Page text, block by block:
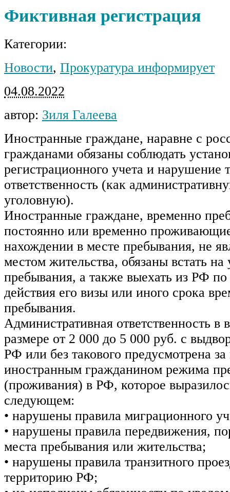
Фиктивная регистрация
Категории:
Новости, Прокуратура информирует
04.08.2022
автор: Зиля Галеева
Иностранные граждане, наравне с
гражданами обязаны соблюдать
регистрационного учета и нарушение
ответственность (как
уголовную).
Иностранные граждане, временно
постоянно или временно
нахождении в месте пребывания, не
местом жительства, обязаны встать на
пребывания, а также выехать из РФ по
действия его визы или иного срока
пребывания.
Административная ответственность в
размере от 2 000 до 5 000 руб. с
РФ или без такового предусмотрена
иностранным гражданином режима
(проживания) в РФ, которое
следующем:
• нарушены правила миграционного
• нарушены правила передвижения,
места пребывания или жительства;
• нарушены правила транзитного
территорию РФ;